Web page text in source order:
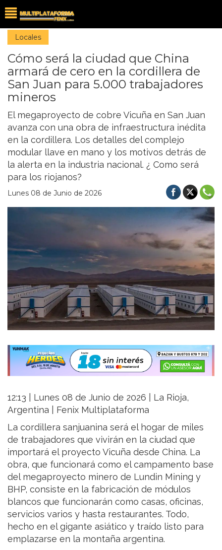
Locales
Cómo será la ciudad que China
armará de cero en la cordillera de
San Juan para 5.000 trabajadores
mineros
El megaproyecto de cobre Vicuña en San Juan
avanza con una obra de infraestructura inédita
en la cordillera. Los detalles del complejo
modular llave en mano y los motivos detrás de
la alerta en la industria nacional. ¿ Como será
para los riojanos?
Lunes 08 de Junio de 2026
12:13 | Lunes 08 de Junio de 2026 | La Rioja,
Argentina | Fenix Multiplataforma
La cordillera sanjuanina será el hogar de miles
de trabajadores que vivirán en la ciudad que
importará el proyecto Vicuña desde China. La
obra, que funcionará como el campamento base
del megaproyecto minero de Lundin Mining y
BHP, consiste en la fabricación de módulos
blancos que funcionarán como casas, oficinas,
servicios varios y hasta restaurantes. Todo,
hecho en el gigante asiático y traído listo para
emplazarse en la montaña argentina.